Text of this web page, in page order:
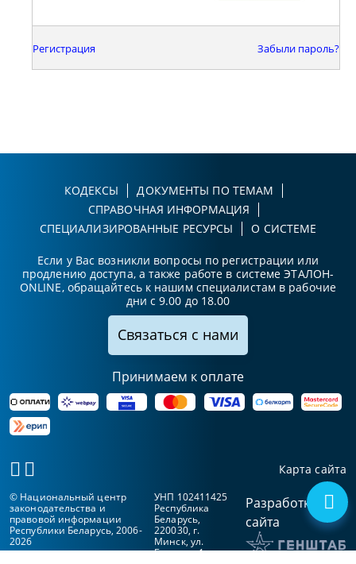
Регистрация Забыли пароль?
КОДЕКСЫ
ДОКУМЕНТЫ ПО ТЕМАМ
СПРАВОЧНАЯ ИНФОРМАЦИЯ
СПЕЦИАЛИЗИРОВАННЫЕ РЕСУРСЫ
О СИСТЕМЕ
Если у Вас возникли вопросы по регистрации или
продлению доступа, а также работе в системе ЭТАЛОН-
ONLINE, обращайтесь к нашим специалистам в рабочие
дни с 9.00 до 18.00
Связаться с нами
Принимаем к оплате
Карта сайта
© Национальный центр
законодательства и
правовой информации
Республики Беларусь, 2006-
2026
УНП 102411425
Республика
Беларусь,
220030, г.
Минск, ул.
Берсона, 1а
Разработка
сайта